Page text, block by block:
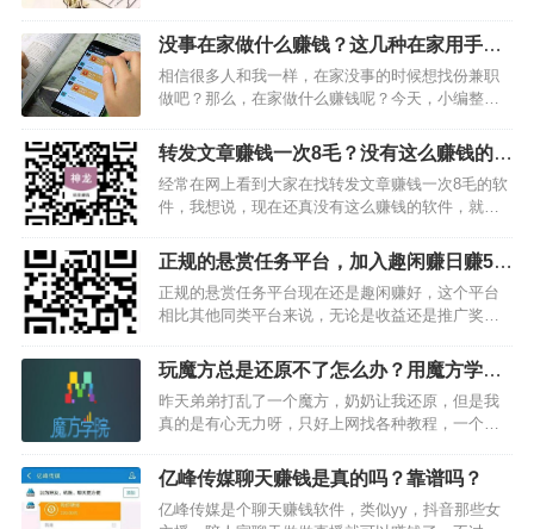
思念还是时刻的困扰着他，他会在恰当的时间，小
心翼翼的问你这样的一句话，一来是怕打扰你工
作，二来如果你没那么…
没事在家做什么赚钱？这几种在家用手机
赚钱的工作都不错
相信很多人和我一样，在家没事的时候想找份兼职
做吧？那么，在家做什么赚钱呢？今天，小编整理
手机就可以做了。下面，一起来看看是什么兼职工
作吧。…
转发文章赚钱一次8毛？没有这么赚钱的软
件，现在最高只有0.5元的
经常在网上看到大家在找转发文章赚钱一次8毛的软
件，我想说，现在还真没有这么赚钱的软件，就目
低，那可以做我下面推荐的这几款转发0.5元收入的
软件。第一款：神龙资讯神龙资讯是绝对非常值得
做的转发软…
正规的悬赏任务平台，加入趣闲赚日赚50-
100元超容易
正规的悬赏任务平台现在还是趣闲赚好，这个平台
相比其他同类平台来说，无论是收益还是推广奖励
建议你加入趣闲赚是最好的。目前我操作趣闲赚日
赚50-100也是挺容易的，在此也主推给大家，想加
入的话，就点击…
玩魔方总是还原不了怎么办？用魔方学院
这款软件试试
昨天弟弟打乱了一个魔方，奶奶让我还原，但是我
真的是有心无力呀，只好上网找各种教程，一个小
商城意外发现了一个软件——魔方学院。抱着将信
将疑的态度，竟然很快就还原了魔方六个面，激动
了半天。很多人从小就…
亿峰传媒聊天赚钱是真的吗？靠谱吗？
亿峰传媒是个聊天赚钱软件，类似yy，抖音那些女